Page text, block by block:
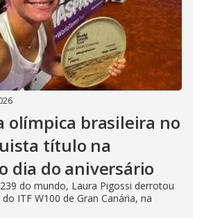
olímpica brasileira no
título na
dia do aniversário
do mundo, Laura Pigossi derrotou
ITF W100 de Gran Canária, na